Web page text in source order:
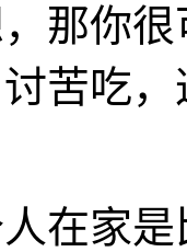
那你
苦吃
家是